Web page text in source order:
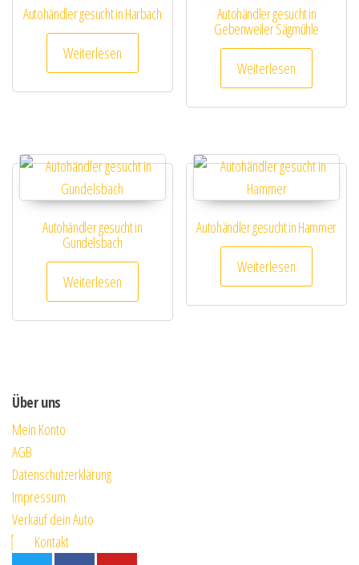
Autohändler gesucht in Harbach
Weiterlesen
Autohändler gesucht in
Gebenweiler Sägmühle
Weiterlesen
Autohändler gesucht in
Gundelsbach
Weiterlesen
Autohändler gesucht in Hammer
Weiterlesen
Über uns
Mein Konto
AGB
Datenschutzerklärung
Impressum
Verkauf dein Auto
Kontakt